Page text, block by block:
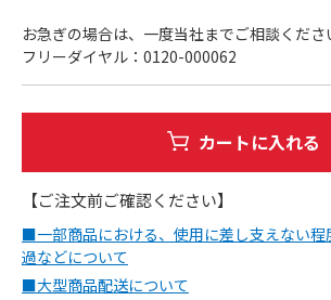
お急ぎの場合は、一度当社までご相談くださ
フリーダイヤル：0120-000062
カートに入れる
【ご注文前ご確認ください】
■一部商品における、使用に差し支えない程
過などについて
■大型商品配送について